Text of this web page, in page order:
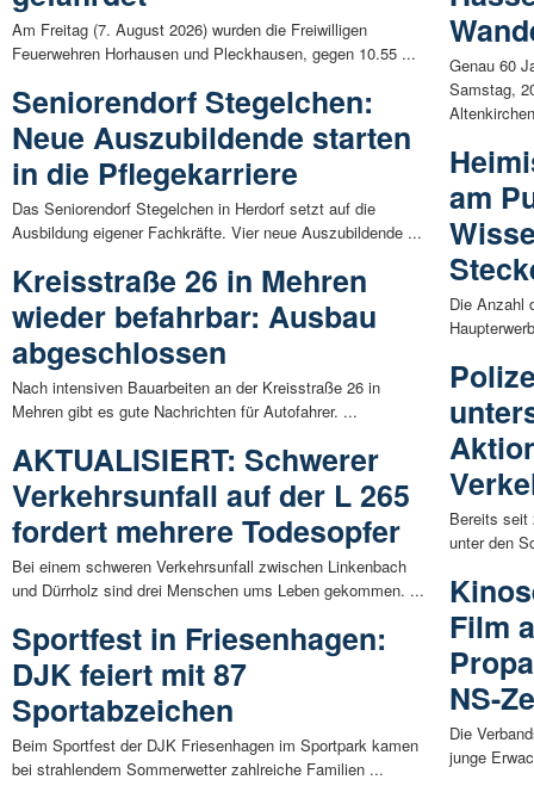
Am Freitag (7. August 2026) wurden die Freiwilligen
Feuerwehren Horhausen und Pleckhausen, gegen 10.55 ...
Seniorendorf Stegelchen:
Neue Auszubildende starten
in die Pflegekarriere
Das Seniorendorf Stegelchen in Herdorf setzt auf die
Ausbildung eigener Fachkräfte. Vier neue Auszubildende ...
Kreisstraße 26 in Mehren
wieder befahrbar: Ausbau
abgeschlossen
Nach intensiven Bauarbeiten an der Kreisstraße 26 in
Mehren gibt es gute Nachrichten für Autofahrer. ...
AKTUALISIERT: Schwerer
Verkehrsunfall auf der L 265
fordert mehrere Todesopfer
Bei einem schweren Verkehrsunfall zwischen Linkenbach
und Dürrholz sind drei Menschen ums Leben gekommen. ...
Sportfest in Friesenhagen:
DJK feiert mit 87
Sportabzeichen
Beim Sportfest der DJK Friesenhagen im Sportpark kamen
bei strahlendem Sommerwetter zahlreiche Familien ...
Genau 60
Samstag,
am
Die Anzahl
Bereits seit
unter den
Film
NS-
Die
junge